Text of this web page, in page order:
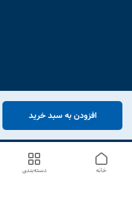
افزودن به سبد خرید
دسته‌بندی خانه